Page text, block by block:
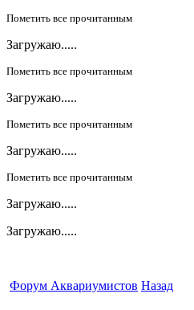
Пометить все прочитанным
Загружаю.....
Пометить все прочитанным
Загружаю.....
Пометить все прочитанным
Загружаю.....
Пометить все прочитанным
Загружаю.....
Загружаю.....
Форум Аквариумистов Назад